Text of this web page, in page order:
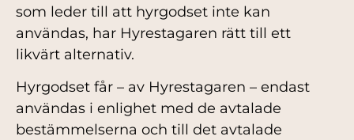
som leder till att hyrgodset inte kan
användas, har Hyrestagaren rätt till ett
likvärt alternativ.
Hyrgodset får – av Hyrestagaren – endast
användas i enlighet med de avtalade
bestämmelserna och till det avtalade